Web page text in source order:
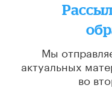
Мы
актуальных
во